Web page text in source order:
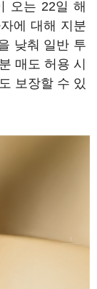
오는 22일 해
에 대해 지분
낮춰 일반 투
매도 허용 시
보장할 수 있